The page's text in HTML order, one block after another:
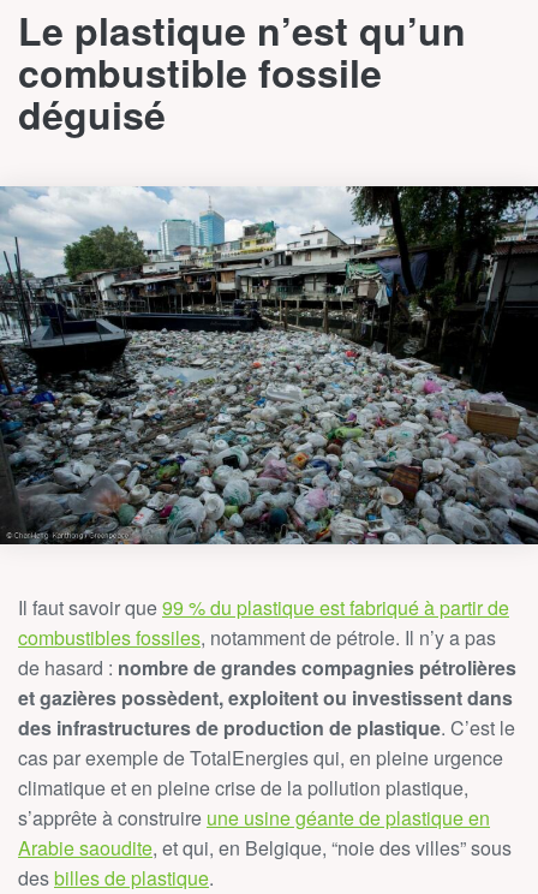
Le plastique n’est qu’un
combustible fossile
déguisé
Il faut savoir que99 % du plastique est fabriqué à partir de
combustibles fossiles, notamment de pétrole. Il n’y a pas
de hasard : nombre de grandes compagnies pétrolières
et gazières possèdent, exploitent ou investissent dans
des infrastructures de production de plastique. C’est le
cas par exemple de TotalEnergies qui, en pleine urgence
climatique et en pleine crise de la pollution plastique,
s’apprête à construire une usine géante de plastique en
Arabie saoudite, et qui, en Belgique, “noie des villes” sous
desbilles de plastique.